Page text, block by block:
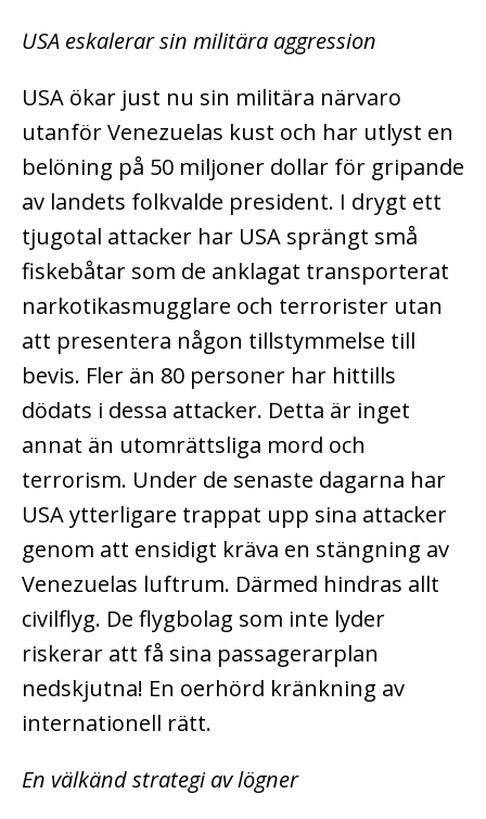
USA eskalerar sin militära aggression
USA ökar just nu sin militära närvaro
utanför Venezuelas kust och har utlyst en
belöning på 50 miljoner dollar för gripande
av landets folkvalde president. I drygt ett
tjugotal attacker har USA sprängt små
fiskebåtar som de anklagat transporterat
narkotikasmugglare och terrorister utan
att presentera någon tillstymmelse till
bevis. Fler än 80 personer har hittills
dödats i dessa attacker. Detta är inget
annat än utomrättsliga mord och
terrorism. Under de senaste dagarna har
USA ytterligare trappat upp sina attacker
genom att ensidigt kräva en stängning av
Venezuelas luftrum. Därmed hindras allt
civilflyg. De flygbolag som inte lyder
riskerar att få sina passagerarplan
nedskjutna! En oerhörd kränkning av
internationell rätt.
En välkänd strategi av lögner